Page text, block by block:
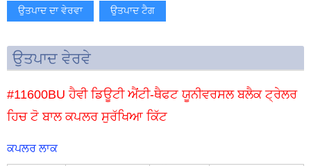
ਉਤਪਾਦ ਦਾ ਵੇਰਵਾ ਉਤਪਾਦ ਟੈਗ
ਉਤਪਾਦ ਵੇਰਵੇ
#11600BU ਹੈਵੀ ਡਿਊਟੀ ਐਂਟੀ-ਥੈਫਟ ਯੂਨੀਵਰਸਲ ਬਲੈਕ ਟ੍ਰੇਲਰ
ਹਿਚ ਟੋ ਬਾਲ ਕਪਲਰ ਸੁਰੱਖਿਆ ਕਿੱਟ
ਕਪਲਰ ਲਾਕ